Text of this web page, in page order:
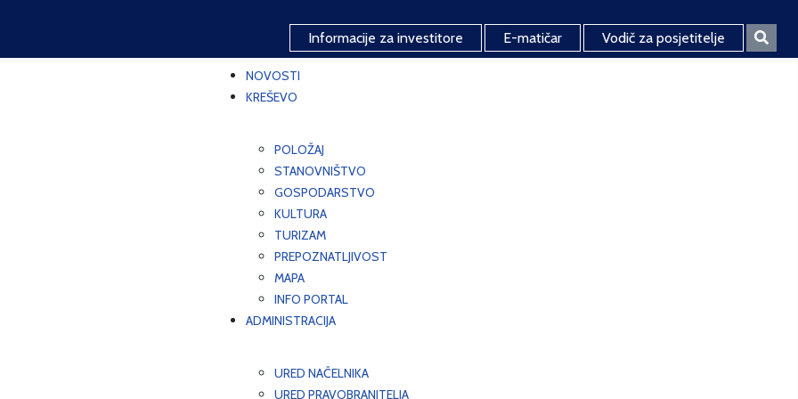
Informacije za investitore E-matičar Vodič za posjetitelje
NOVOSTI
KREŠEVO
POLOŽAJ
STANOVNIŠTVO
GOSPODARSTVO
KULTURA
TURIZAM
PREPOZNATLJIVOST
MAPA
INFO PORTAL
ADMINISTRACIJA
URED NAČELNIKA
URED PRAVOBRANITELJA